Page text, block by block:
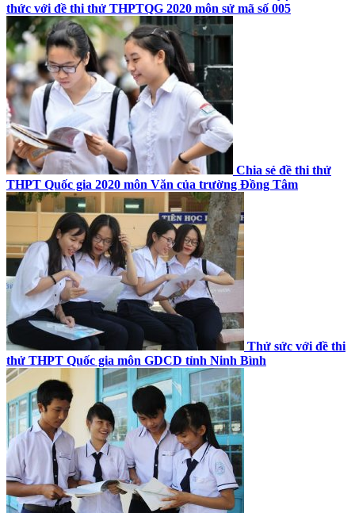
thức với đề thi thử THPTQG 2020 môn sử mã số 005
Chia sẻ đề thi thử
THPT Quốc gia 2020 môn Văn của trường Đồng Tâm
Thử sức với đề thi
thử THPT Quốc gia môn GDCD tỉnh Ninh Bình